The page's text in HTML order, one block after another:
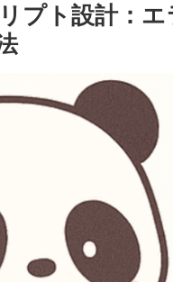
プト設計：